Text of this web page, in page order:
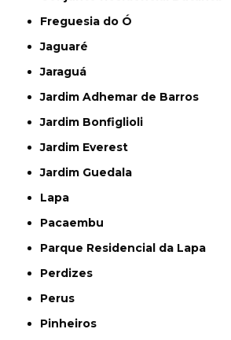
Freguesia do Ó
Jaguaré
Jaraguá
Jardim Adhemar de Barros
Jardim Bonfiglioli
Jardim Everest
Jardim Guedala
Lapa
Pacaembu
Parque Residencial da Lapa
Perdizes
Perus
Pinheiros